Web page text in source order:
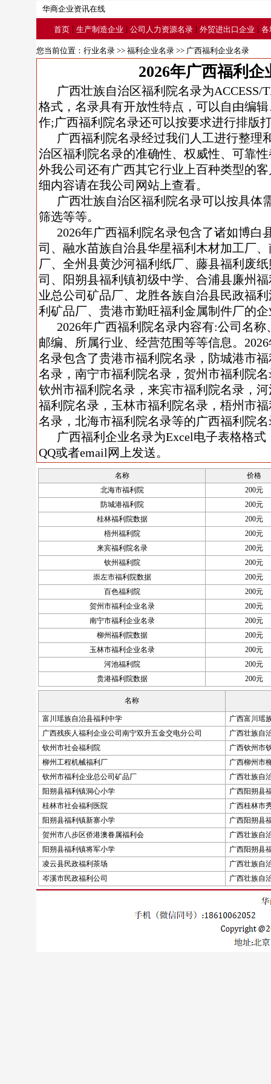
华商企业资讯在线
首页 | 生产制造企业 | 公司人力资源名录 | 外贸进出口企业 | 各
您当前位置： 行业名录 >> 福利企业名录 >> 广西福利企业名录
2026年广西福利企
广西壮族自治区福利院名录为ACCESS/
格式，名录具有开放性特点，可以自由编
作;广西福利院名录还可以按要求进行排版
广西福利院名录经过我们人工进行整理
治区福利院名录的准确性、权威性、可靠
外我公司还有广西其它行业上百种类型的
细内容请在我公司网站上查看。
广西壮族自治区福利院名录可以按具体
筛选等等。
2026年广西福利院名录包含了诸如博白
司、融水苗族自治县华星福利木材加工厂
厂、全州县黄沙河福利纸厂、藤县福利废
司、阳朔县福利镇初级中学、合浦县廉州
业总公司矿品厂、龙胜各族自治县民政福
利矿品厂、贵港市勤旺福利金属制件厂的
2026年广西福利院名录内容有:公司名
邮编、所属行业、经营范围等等信息。
名录包含了贵港市福利院名录，防城港市
名录，南宁市福利院名录，贺州市福利院
钦州市福利院名录，来宾市福利院名录，
福利院名录，玉林市福利院名录，梧州市
名录，北海市福利院名录等的广西福利院
广西福利企业名录为Excel电子表格格
QQ或者email网上发送。
名称
价格
北海市福利院
200元
防城港福利院
200元
桂林福利院数据
200元
梧州福利院
200元
来宾福利院名录
200元
钦州福利院
200元
崇左市福利院数据
200元
百色福利院
200元
贺州市福利企业名录
200元
南宁市福利企业名录
200元
柳州福利院数据
200元
玉林市福利企业名录
200元
河池福利院
200元
贵港福利院数据
200元
名称
富川瑶族自治县福利中学
广西富川瑶
广西残疾人福利企业公司南宁双升五金交电分公司
广西壮族自
钦州市社会福利院
广西钦州市
柳州工程机械福利厂
广西柳州市
钦州市福利企业总公司矿品厂
广西壮族自
阳朔县福利镇洞心小学
广西阳朔县
桂林市社会福利医院
广西桂林市
阳朔县福利镇新寨小学
广西阳朔县
贺州市八步区侨港澳眷属福利会
广西壮族自
阳朔县福利镇将军小学
广西阳朔县
凌云县民政福利茶场
广西壮族自
岑溪市民政福利公司
广西壮族自